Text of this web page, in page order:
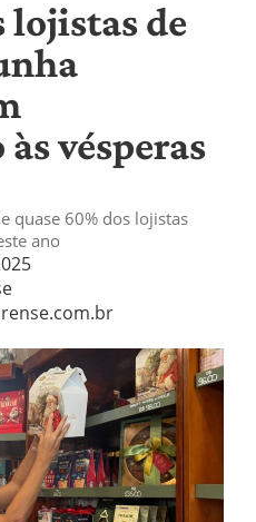
lojistas de
vésperas
quase 60% dos lojistas
ano